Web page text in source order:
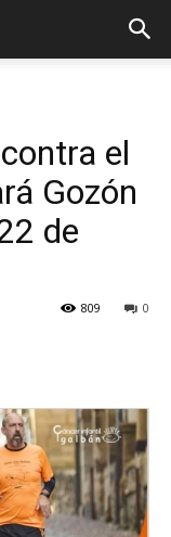
el
Gozón
de
0
809